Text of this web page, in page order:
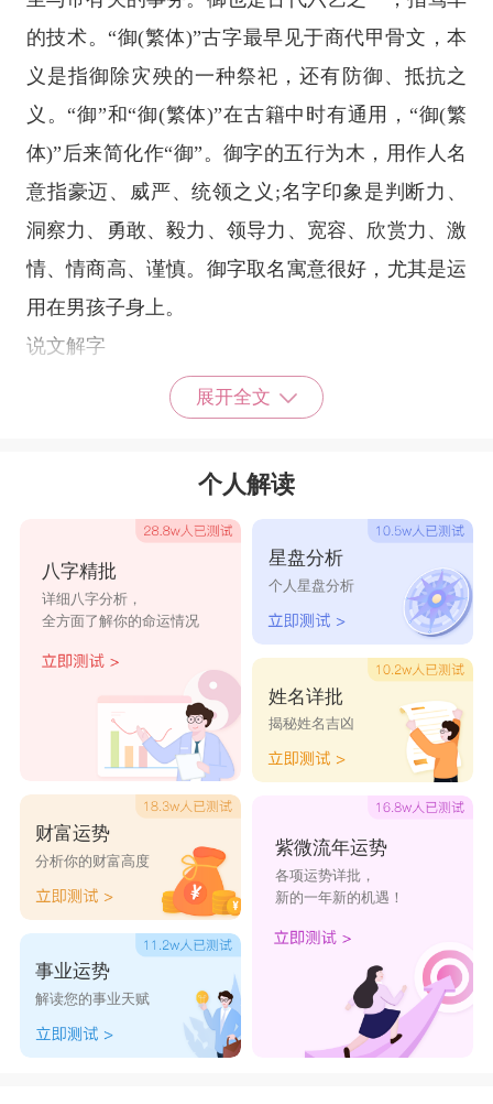
的技术。“御(繁体)”古字最早见于商代甲骨文，本
义是指御除灾殃的一种祭祀，还有防御、抵抗之
义。“御”和“御(繁体)”在古籍中时有通用，“御(繁
体)”后来简化作“御”。御字的五行为木，用作人名
意指豪迈、威严、统领之义;名字印象是判断力、
洞察力、勇敢、毅力、领导力、宽容、欣赏力、激
情、情商高、谨慎。御字取名寓意很好，尤其是运
用在男孩子身上。
说文解字
【卷二下】【彳部】牛据切(yù)御，使马也。从
彳，从卸。驭，古文御从又从马。【卷一上】【示
〖注释〗从彳，从卸：徐锴《说文解字系
传》：“卸，解车马也。彳，行也。或行或卸，皆
御者之职也。”拼音依《集韵》牛据切。徐灏《说
文段注笺》：“戴氏侗曰：‘祀以御沴(lì，灾害不祥
之气)也。引而申之，凡捍御皆曰御(繁体)。’御者
御之使不至，禁者禁之使不行。皆始于巫祝之为，
故从示。”
说文解字注
【卷二下】【彳部】使马也。注：《周礼》：六
艺：四曰五驭。《大宰》注曰：凡言驭者，所以?
之内之于善，此引伸之义也。从彳、缷(卸)。注：
按缷亦声。牛据切。五部。驭，古文御，从又、
马。注：惟见《周礼》。【卷一上】【示部】祀
也。从示，御声。注：后人用此为禁御(繁体)字。
疑举切。五部。古只用御字。
展开全文
个人解读
八字精批
详细八字分析，
全方面了解你的命运情况
财富运势
分析你的财富高度
事业运势
解读您的事业天赋
星盘分析
个人星盘分析
姓名详批
揭秘姓名吉凶
紫微流年运势
各项运势详批，
新的一年新的机遇！